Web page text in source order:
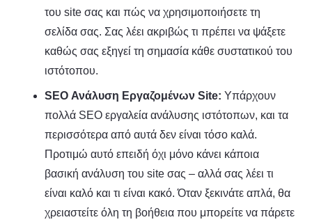
του site σας και πώς να χρησιμοποιήσετε τη
σελίδα σας. Σας λέει ακριβώς τι πρέπει να ψάξετε
καθώς σας εξηγεί τη σημασία κάθε συστατικού του
ιστότοπου.
SEO Ανάλυση Εργαζομένων Site: Υπάρχουν
πολλά SEO εργαλεία ανάλυσης ιστότοπων, και τα
περισσότερα από αυτά δεν είναι τόσο καλά.
Προτιμώ αυτό επειδή όχι μόνο κάνει κάποια
βασική ανάλυση του site σας – αλλά σας λέει τι
είναι καλό και τι είναι κακό. Όταν ξεκινάτε απλά, θα
χρειαστείτε όλη τη βοήθεια που μπορείτε να πάρετε